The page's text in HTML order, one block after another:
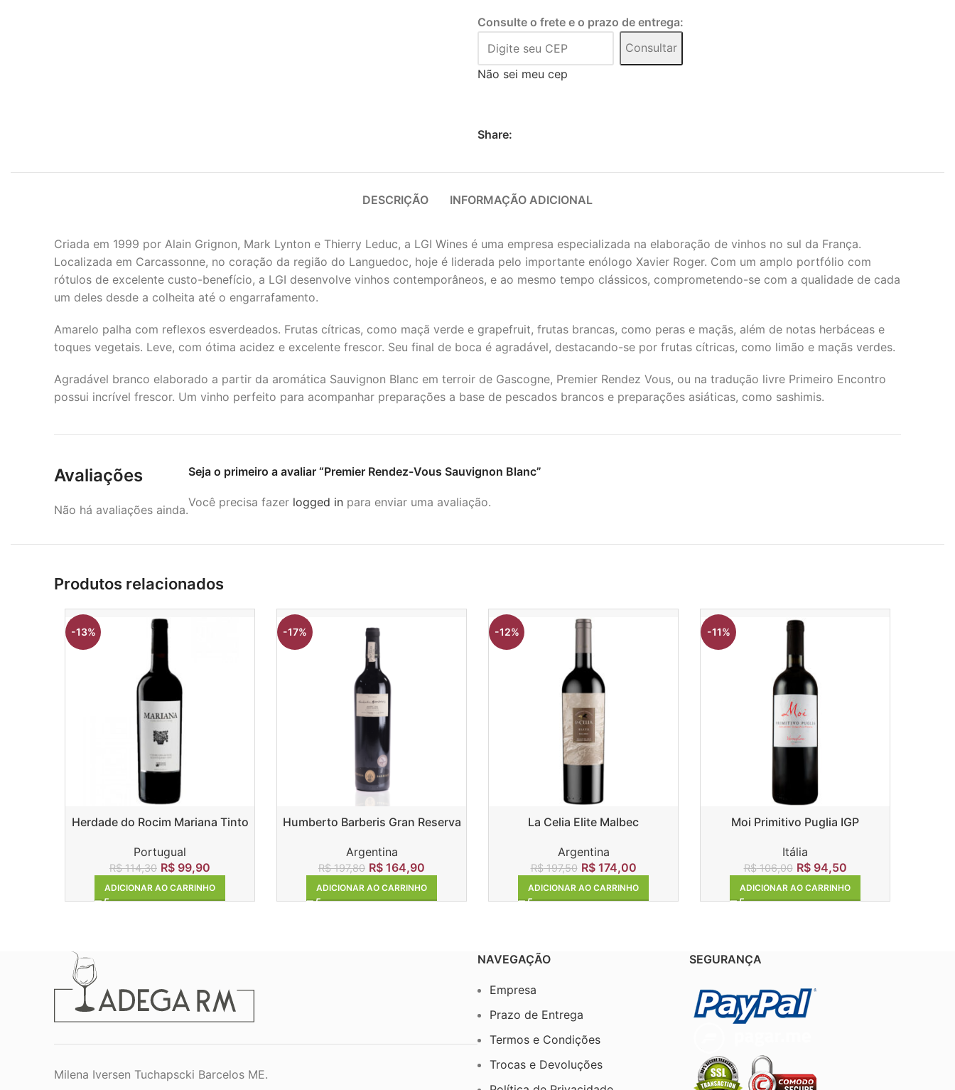
Consulte o frete e o prazo de entrega:
Consultar
Não sei meu cep
Share:
DESCRIÇÃO INFORMAÇÃO ADICIONAL
Criada em 1999 por Alain Grignon, Mark Lynton e Thierry Leduc, a LGI Wines é uma empresa especializada na elaboração de vinhos no sul da França.
Localizada em Carcassonne, no coração da região do Languedoc, hoje é liderada pelo importante enólogo Xavier Roger. Com um amplo portfólio com
rótulos de excelente custo-benefício, a LGI desenvolve vinhos contemporâneos, e ao mesmo tempo clássicos, comprometendo-se com a qualidade de cada
um deles desde a colheita até o engarrafamento.
Amarelo palha com reflexos esverdeados. Frutas cítricas, como maçã verde e grapefruit, frutas brancas, como peras e maçãs, além de notas herbáceas e
toques vegetais. Leve, com ótima acidez e excelente frescor. Seu final de boca é agradável, destacando-se por frutas cítricas, como limão e maçãs verdes.
Agradável branco elaborado a partir da aromática Sauvignon Blanc em terroir de Gascogne, Premier Rendez Vous, ou na tradução livre Primeiro Encontro
possui incrível frescor. Um vinho perfeito para acompanhar preparações a base de pescados brancos e preparações asiáticas, como sashimis.
Avaliações
Não há avaliações ainda.
Seja o primeiro a avaliar “Premier Rendez-Vous Sauvignon Blanc”
Você precisa fazer logged in para enviar uma avaliação.
Produtos relacionados
-13%
Herdade do Rocim Mariana Tinto
Portugual
R$114,30 R$ 99,90
ADICIONAR AO CARRINHO
-17%
Humberto Barberis Gran Reserva
Argentina
R$197,80 R$ 164,90
ADICIONAR AO CARRINHO
-12%
La Celia Elite Malbec
Argentina
R$197,50 R$174,00
ADICIONAR AO CARRINHO
-11%
Moi Primitivo Puglia IGP
Itália
R$106,00 R$94,50
ADICIONAR AO CARRINHO
Milena Iversen Tuchapscki Barcelos ME.
NAVEGAÇÃO
Empresa
Prazo de Entrega
Termos e Condições
Trocas e Devoluções
SEGURANÇA